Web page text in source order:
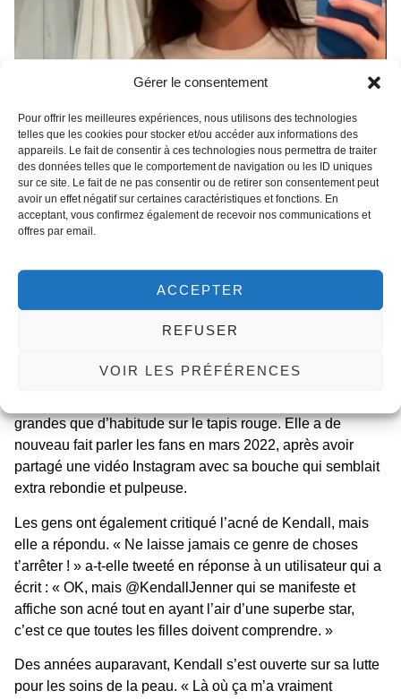
Gérer le consentement
Pour offrir les meilleures expériences, nous utilisons des technologies
telles que les cookies pour stocker et/ou accéder aux informations des
appareils. Le fait de consentir à ces technologies nous permettra de traiter
des données telles que le comportement de navigation ou les ID uniques
sur ce site. Le fait de ne pas consentir ou de retirer son consentement peut
avoir un effet négatif sur certaines caractéristiques et fonctions. En
acceptant, vous confirmez également de recevoir nos communications et
offres par email.
ACCEPTER
REFUSER
VOIR LES PRÉFÉRENCES
Les fans ont discuté sur Twitter pour savoir si c’était dû à
des
originaire de Los Angeles avait peut-être subi un
grandes que d’habitude sur le tapis rouge. Elle a de
nouveau fait parler les fans en mars 2022, après avoir
partagé une vidéo Instagram avec sa bouche qui semblait
extra rebondie et pulpeuse.
Les gens ont également critiqué l’acné de Kendall, mais
elle a répondu. « Ne laisse jamais ce genre de choses
t’arrêter ! » a-t-elle tweeté en réponse à un utilisateur qui a
écrit : « OK, mais @KendallJenner qui se manifeste et
affiche son acné tout en ayant l’air d’une superbe star,
c’est ce que toutes les filles doivent comprendre. »
Des années auparavant, Kendall s’est ouverte sur sa lutte
pour les soins de la peau. « Là où ça m’a vraiment